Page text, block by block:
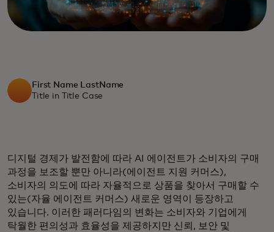
First Name LastName
Title in Title Case
디지털 경제가 발전함에 따라 AI 에이전트가 소비자의 구매
과정을 보조할 뿐만 아니라(에이전트 지원 커머스),
소비자의 의도에 따라 자율적으로 상품을 찾아서 구매할 수
있는(자율 에이전트 커머스) 새로운 영역이 등장하고
있습니다. 이러한 패러다임의 변화는 소비자와 기업에게
탁월한 편의성과 효율성을 제공하지만 신뢰, 보안 및